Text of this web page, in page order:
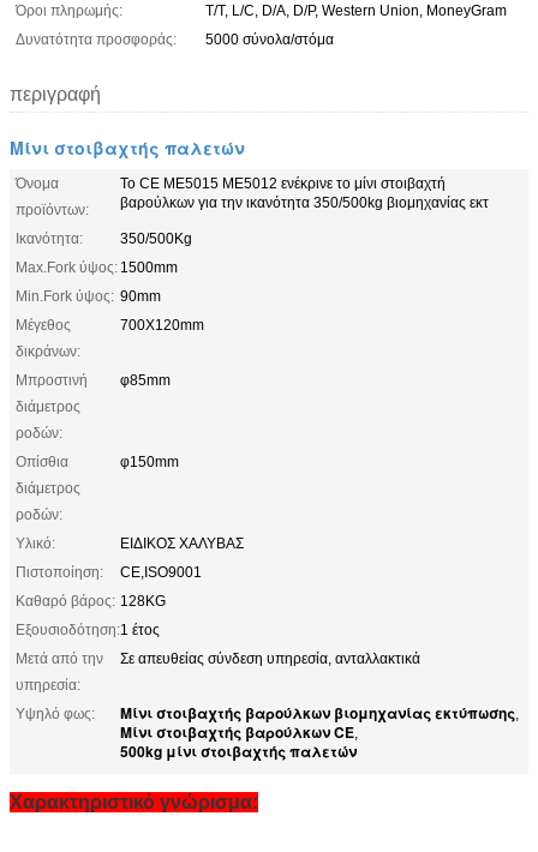
Όροι πληρωμής:
T/T, L/C, D/A, D/P, Western Union, MoneyGram
Δυνατότητα προσφοράς:
5000 σύνολα/στόμα
περιγραφή
Μίνι στοιβαχτής παλετών
Όνομα
προϊόντων:
Το CE ME5015 ME5012 ενέκρινε το μίνι στοιβαχτή
βαρούλκων για την ικανότητα 350/500kg βιομηχανίας εκτ
Ικανότητα:
350/500Kg
Max.Fork ύψος: 1500mm
Min.Fork ύψος: 90mm
Μέγεθος
δικράνων:
700X120mm
Μπροστινή
διάμετρος
ροδών:
φ85mm
Οπίσθια
διάμετρος
ροδών:
φ150mm
Υλικό:
ΕΙΔΙΚΟΣ ΧΑΛΥΒΑΣ
Πιστοποίηση:
CE,ISO9001
Καθαρό βάρος: 128KG
Εξουσιοδότηση:1 έτος
Μετά από την
υπηρεσία:
Σε απευθείας σύνδεση υπηρεσία, ανταλλακτικά
Υψηλό φως: Μίνι στοιβαχτής βαρούλκων βιομηχανίας εκτύπωσης,
Μίνι στοιβαχτής βαρούλκων CE,
500kg μίνι στοιβαχτής παλετών
Χαρακτηριστικό γνώρισμα: